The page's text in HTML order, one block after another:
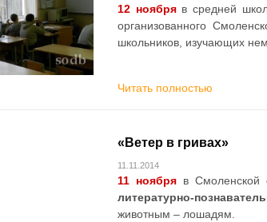
12 ноября в средней
организованного
школьников, изучающих
Читать полностью
«Ветер в гривах»
11.11.2014
11 ноября в Смоленской
литературно-
животным – лошадям.